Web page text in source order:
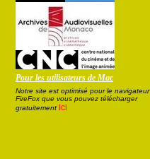
Pour les utilisateurs de Mac
Notre site est optimisé pour le navigateur
FireFox que vous pouvez télécharger
gratuitement ici